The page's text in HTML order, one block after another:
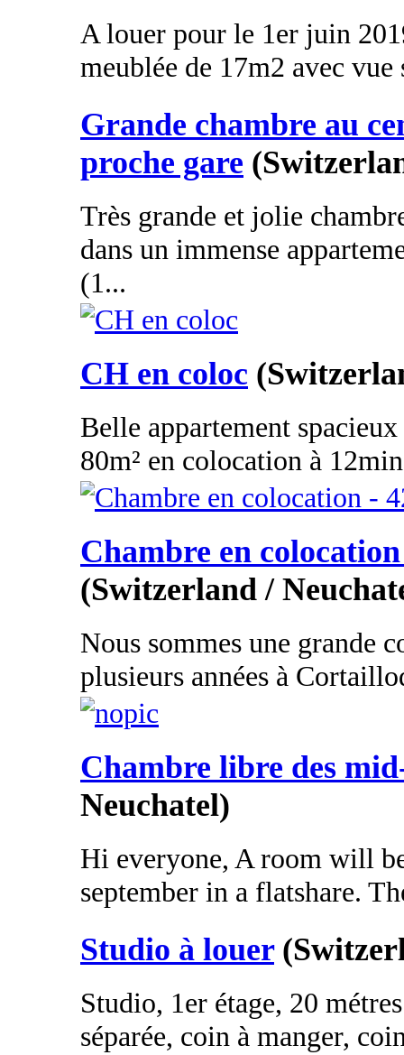
A louer pour le 1er juin
meublée de 17m2 avec
Grande chambre au
proche gare
Très grande et jolie
dans un immense
(1...
CH en coloc
Belle appartement
80m² en colocation à
Chambre en
(Switzerland /
Nous sommes une grande
plusieurs années à
Chambre libre des
Neuchatel)
Hi everyone, A room will
september in a flatshare.
Studio à louer
Studio, 1er étage, 20
séparée, coin à manger,